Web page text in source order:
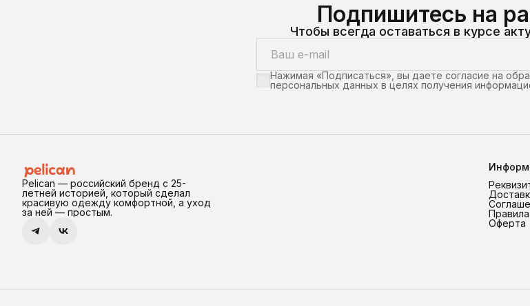
Подпишитесь на
Чтобы всегда оставаться в курсе
Нажимая «Подписаться», вы даете согласие на
персональных данных в целях получения
Pelican — российский бренд с 25-
летней историей, который сделал
красивую одежду комфортной, а уход
за ней — простым.
Оферта